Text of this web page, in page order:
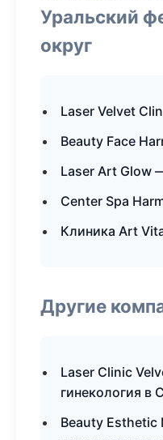
Уральский
округ
Laser Velvet
Beauty Face
Laser Art Glow
Center Spa
Клиника Art
Другие
Laser Clinic
гинекология в
Beauty